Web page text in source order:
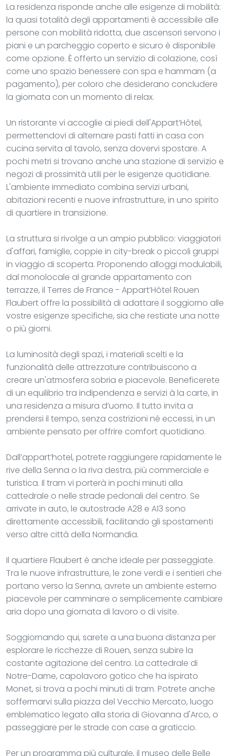
La residenza risponde anche alle esigenze di mobilità:
la quasi totalità degli appartamenti è accessibile alle
persone con mobilità ridotta, due ascensori servono i
piani e un parcheggio coperto e sicuro è disponibile
come opzione. È offerto un servizio di colazione, così
come uno spazio benessere con spa e hammam (a
pagamento), per coloro che desiderano concludere
la giornata con un momento di relax.
Un ristorante vi accoglie ai piedi dell'Appart’Hôtel,
permettendovi di alternare pasti fatti in casa con
cucina servita al tavolo, senza dovervi spostare. A
pochi metri si trovano anche una stazione di servizio e
negozi di prossimità utili per le esigenze quotidiane.
L'ambiente immediato combina servizi urbani,
abitazioni recenti e nuove infrastrutture, in uno spirito
di quartiere in transizione.
La struttura si rivolge a un ampio pubblico: viaggiatori
d'affari, famiglie, coppie in city-break o piccoli gruppi
in viaggio di scoperta. Proponendo alloggi modulabili,
dal monolocale al grande appartamento con
terrazze, il Terres de France - Appart’Hôtel Rouen
Flaubert offre la possibilità di adattare il soggiorno alle
vostre esigenze specifiche, sia che restiate una notte
o più giorni.
La luminosità degli spazi, i materiali scelti e la
funzionalità delle attrezzature contribuiscono a
creare un'atmosfera sobria e piacevole. Beneficerete
di un equilibrio tra indipendenza e servizi à la carte, in
una residenza a misura d’uomo. Il tutto invita a
prendersi il tempo, senza costrizioni né eccessi, in un
ambiente pensato per offrire comfort quotidiano.
Dall’appart’hotel, potrete raggiungere rapidamente le
rive della Senna o la riva destra, più commerciale e
turistica. Il tram vi porterà in pochi minuti alla
cattedrale o nelle strade pedonali del centro. Se
arrivate in auto, le autostrade A28 e A13 sono
direttamente accessibili, facilitando gli spostamenti
verso altre città della Normandia.
Il quartiere Flaubert è anche ideale per passeggiate.
Tra le nuove infrastrutture, le zone verdi e i sentieri che
portano verso la Senna, avrete un ambiente esterno
piacevole per camminare o semplicemente cambiare
aria dopo una giornata di lavoro o di visite.
Soggiornando qui, sarete a una buona distanza per
esplorare le ricchezze di Rouen, senza subire la
costante agitazione del centro. La cattedrale di
Notre-Dame, capolavoro gotico che ha ispirato
Monet, si trova a pochi minuti di tram. Potrete anche
soffermarvi sulla piazza del Vecchio Mercato, luogo
emblematico legato alla storia di Giovanna d'Arco, o
passeggiare per le strade con case a graticcio.
Per un programma più culturale, il museo delle Belle